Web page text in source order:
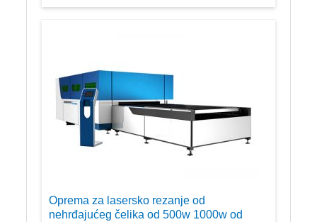
Oprema za lasersko rezanje od
nehrđajućeg čelika od 500w 1000w od